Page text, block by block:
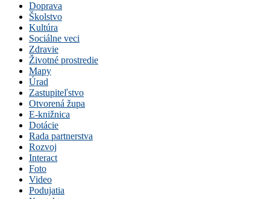
Doprava
Školstvo
Kultúra
Sociálne veci
Zdravie
Životné prostredie
Mapy
Úrad
Zastupiteľstvo
Otvorená župa
E-knižnica
Dotácie
Rada partnerstva
Rozvoj
Interact
Foto
Video
Podujatia